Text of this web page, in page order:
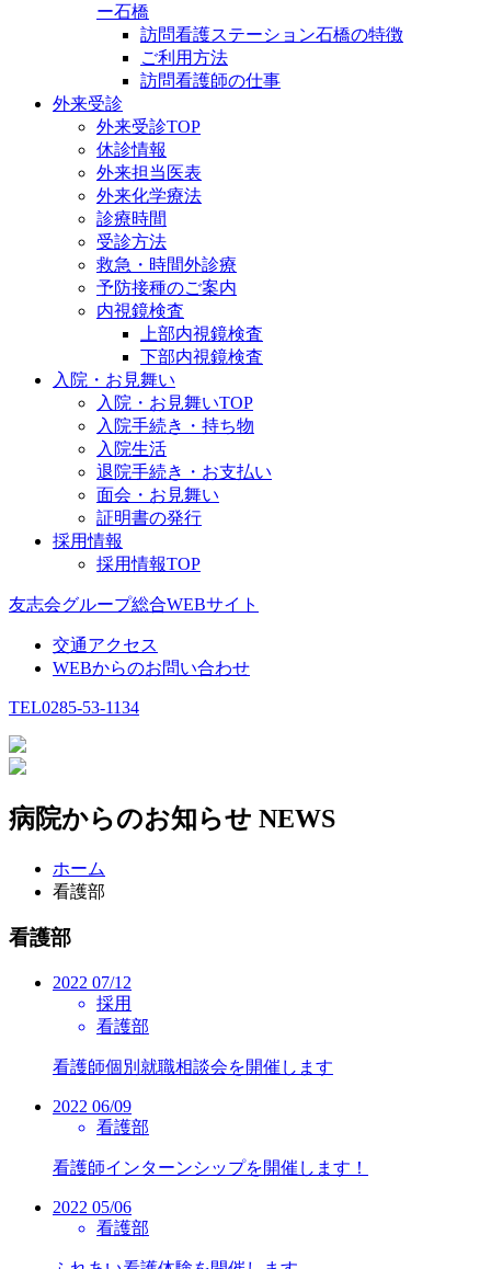
ー石橋
訪問看護ステーション石橋の特徴
ご利用方法
訪問看護師の仕事
外来受診
外来受診TOP
休診情報
外来担当医表
外来化学療法
診療時間
受診方法
救急・時間外診療
予防接種のご案内
内視鏡検査
上部内視鏡検査
下部内視鏡検査
入院・お見舞い
入院・お見舞いTOP
入院手続き・持ち物
入院生活
退院手続き・お支払い
面会・お見舞い
証明書の発行
採用情報
採用情報TOP
友志会グループ総合WEBサイト
交通アクセス
WEBからのお問い合わせ
TEL0285-53-1134
病院からのお知らせ NEWS
ホーム
看護部
看護部
2022 07/12
採用
看護部
看護師個別就職相談会を開催します
2022 06/09
看護部
看護師インターンシップを開催します！
2022 05/06
看護部